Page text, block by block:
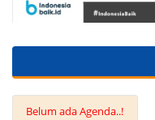
Belum ada Agenda..!